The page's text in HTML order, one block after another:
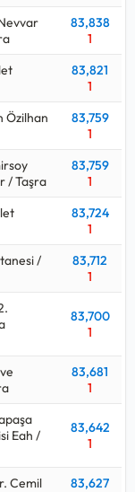
83,838
1
83,821
1
Özilhan
83,759
1
/ Taşra
83,759
1
83,724
1
/
83,712
1
83,700
1
83,681
1
Eah /
83,642
1
Cemil
83,627